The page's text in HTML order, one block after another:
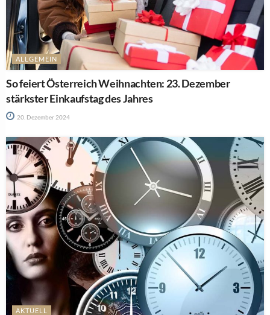
ALLGEMEIN
So feiert Österreich Weihnachten: 23. Dezember
stärkster Einkaufstag des Jahres
20. Dezember 2024
AKTUELL